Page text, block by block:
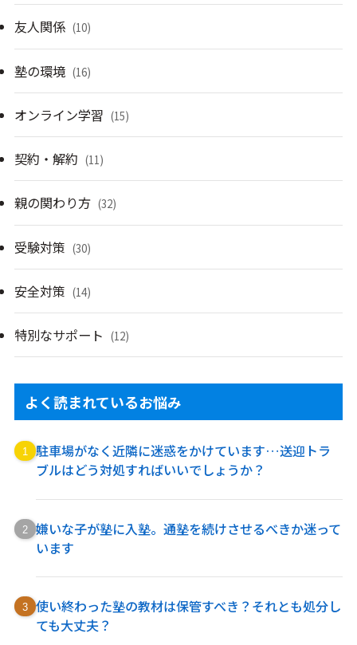
友人関係 (10)
塾の環境 (16)
オンライン学習 (15)
契約・解約 (11)
親の関わり方 (32)
受験対策 (30)
安全対策 (14)
特別なサポート (12)
よく読まれているお悩み
駐車場がなく近隣に迷惑をかけています…送迎トラ
ブルはどう対処すればいいでしょうか？
嫌いな子が塾に入塾。通塾を続けさせるべきか迷って
います
使い終わった塾の教材は保管すべき？それとも処分し
ても大丈夫？